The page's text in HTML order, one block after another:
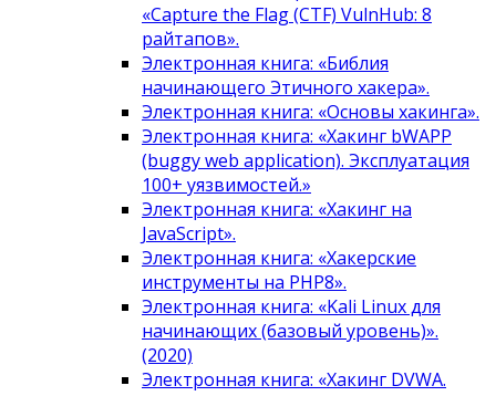
«Capture the Flag (CTF) VulnHub: 8
райтапов».
Электронная книга: «Библия
начинающего Этичного хакера».
Электронная книга: «Основы хакинга».
Электронная книга: «Хакинг bWAPP
(buggy web application). Эксплуатация
100+ уязвимостей.»
Электронная книга: «Хакинг на
JavaScript».
Электронная книга: «Хакерские
инструменты на PHP8».
Электронная книга: «Kali Linux для
начинающих (базовый уровень)».
(2020)
Электронная книга: «Хакинг DVWA.